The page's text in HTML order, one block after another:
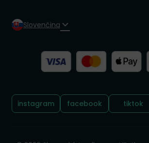
Slovenčina
Sledujte nás:
instagram facebook tiktok